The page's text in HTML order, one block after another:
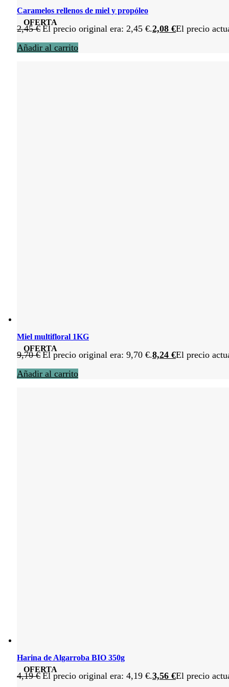
OFERTA
Caramelos rellenos de miel y propóleo
2,45€ El precio original era: 2,45 €.2,08 €El precio
Añadir al carrito
OFERTA
Miel multifloral 1KG
9,70€ El precio original era: 9,70 €.8,24 €El precio
Añadir al carrito
OFERTA
Harina de Algarroba BIO 350g
4,19€ El precio original era: 4,19 €.3,56 €El precio